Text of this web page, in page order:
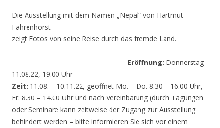
Die Ausstellung mit dem Namen „Nepal“ von Hartmut
Fahrenhorst
zeigt Fotos von seine Reise durch das fremde Land.
Eröffnung: Donnerstag
11.08.22, 19.00 Uhr
Zeit: 11.08. – 10.11.22, geöffnet Mo. – Do. 8.30 – 16.00 Uhr,
Fr. 8.30 – 14.00 Uhr und nach Vereinbarung (durch Tagungen
oder Seminare kann zeitweise der Zugang zur Ausstellung
behindert werden – bitte informieren Sie sich vor einem